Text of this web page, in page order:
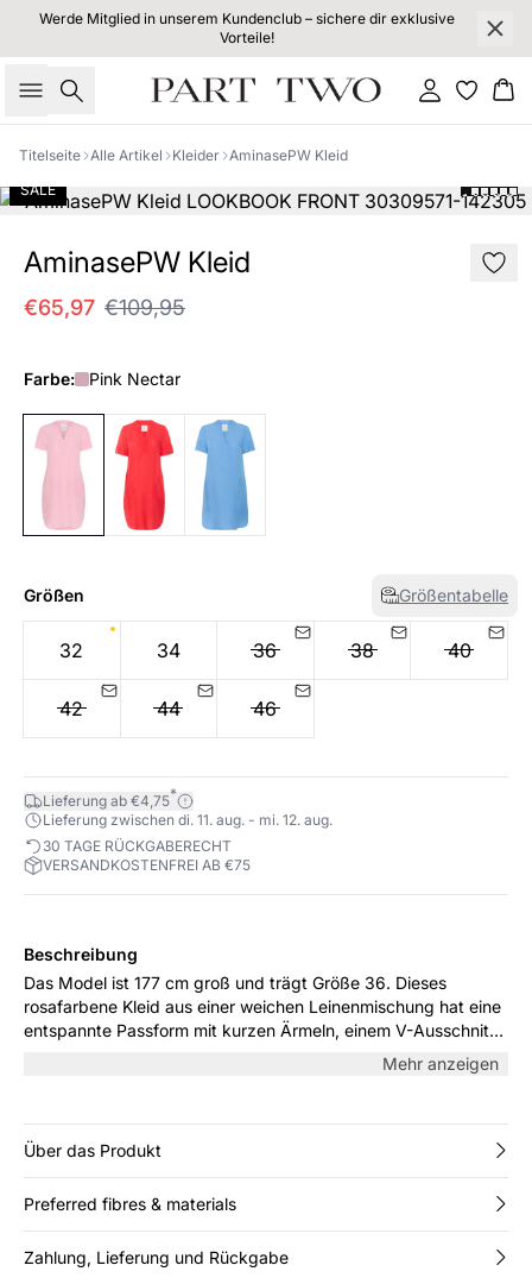
Werde Mitglied in unserem Kundenclub – sichere dir exklusive
Vorteile!
Suche Einloggen
Titelseite Alle Artikel Kleider AminasePW Kleid
SALE
AminasePW Kleid
€65,97 €109,95
Farbe: Pink Nectar
Größen Größentabelle
32 34 36 38 40
42 44 46
Lieferung ab €4,75*
Lieferung zwischen di. 11. aug. - mi. 12. aug.
30 TAGE RÜCKGABERECHT
VERSANDKOSTENFREI AB €75
Beschreibung
Das Model ist 177 cm groß und trägt Größe 36. Dieses
rosafarbene Kleid aus einer weichen Leinenmischung hat eine
entspannte Passform mit kurzen Ärmeln, einem V-Ausschnitt
und abgerundetem Saum. Dezente Seitentaschen machen es
alltagstauglich – perfekt mit Sandalen oder Sneakern für den
Mehr anzeigen
Über das Produkt
Preferred fibres & materials
Zahlung, Lieferung und Rückgabe